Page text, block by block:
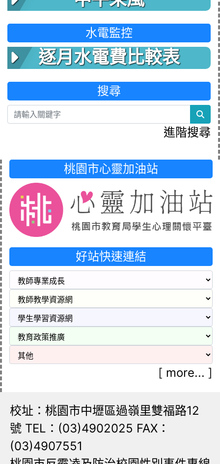
水電監控
逐月水電費比較表
搜尋
進階搜尋
桃園市心靈加油站
好站快速連結
[ more... ]
校址：桃園市中壢區過嶺里雙福路12
號 TEL：(03)4902025 FAX：
(03)4907551